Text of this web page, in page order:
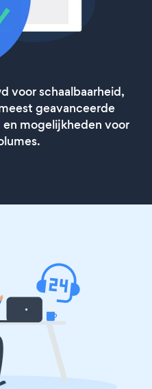
voor schaalbaarheid,
geavanceerde
mogelijkheden voor